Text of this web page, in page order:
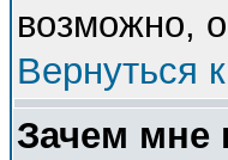
возможно,
Вернуться
Зачем мне